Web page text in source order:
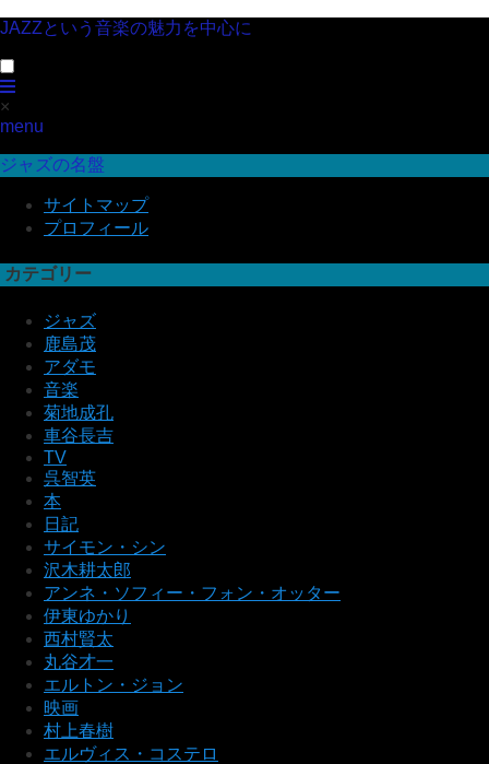
JAZZという音楽の魅力を中心に
×
menu
ジャズの名盤
サイトマップ
プロフィール
カテゴリー
ジャズ
鹿島茂
アダモ
音楽
菊地成孔
車谷長吉
TV
呉智英
本
日記
サイモン・シン
沢木耕太郎
アンネ・ソフィー・フォン・オッター
伊東ゆかり
西村賢太
丸谷才一
エルトン・ジョン
映画
村上春樹
エルヴィス・コステロ